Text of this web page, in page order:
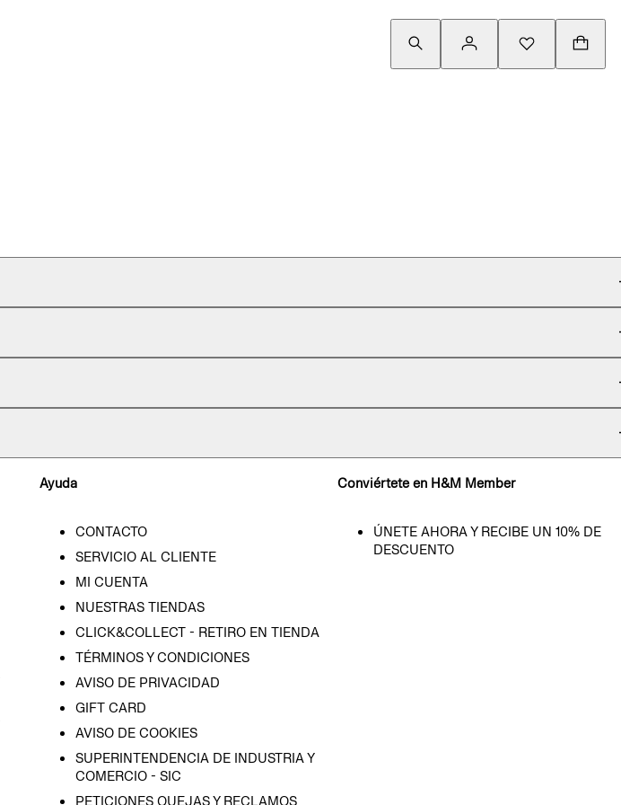
Ayuda
CONTACTO
SERVICIO AL CLIENTE
MI CUENTA
NUESTRAS TIENDAS
CLICK&COLLECT - RETIRO EN TIENDA
TÉRMINOS Y CONDICIONES
AVISO DE PRIVACIDAD
GIFT CARD
AVISO DE COOKIES
SUPERINTENDENCIA DE INDUSTRIA Y
COMERCIO - SIC
PETICIONES QUEJAS Y RECLAMOS
Conviértete en H&M Member
ÚNETE AHORA Y RECIBE UN 10% DE
DESCUENTO